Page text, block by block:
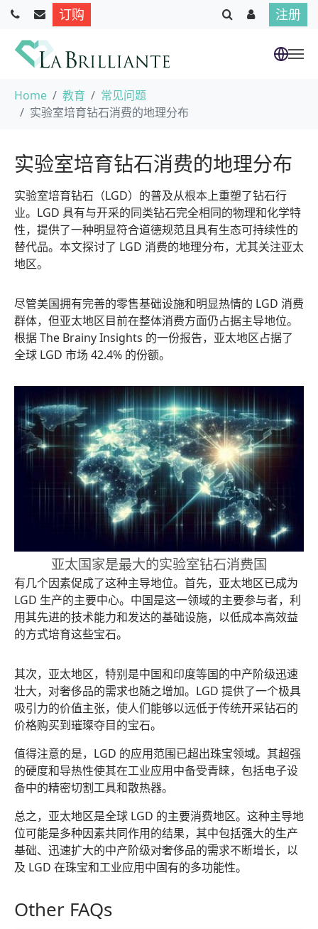
跳到主要内容
订购 注册
当前位置：
Home 教育
常见问题
实验室培育钻石消费的地理分布
实验室培育钻石消费的地理分布
实验室培育钻石（LGD）的普及从根本上重塑了钻石行
业。LGD 具有与开采的同类钻石完全相同的物理和化学特
性，提供了一种明显符合道德规范且具有生态可持续性的
替代品。本文探讨了 LGD 消费的地理分布，尤其关注亚太
地区。
尽管美国拥有完善的零售基础设施和明显热情的 LGD 消费
群体，但亚太地区目前在整体消费方面仍占据主导地位。
根据 The Brainy Insights 的一份报告，亚太地区占据了
全球 LGD 市场 42.4% 的份额。
亚太国家是最大的实验室钻石消费国
有几个因素促成了这种主导地位。首先，亚太地区已成为
LGD 生产的主要中心。中国是这一领域的主要参与者，利
用其先进的技术能力和发达的基础设施，以低成本高效益
的方式培育这些宝石。
其次，亚太地区，特别是中国和印度等国的中产阶级迅速
壮大，对奢侈品的需求也随之增加。LGD 提供了一个极具
吸引力的价值主张，使人们能够以远低于传统开采钻石的
价格购买到璀璨夺目的宝石。
值得注意的是，LGD 的应用范围已超出珠宝领域。其超强
的硬度和导热性使其在工业应用中备受青睐，包括电子设
备中的精密切割工具和散热器。
总之，亚太地区是全球 LGD 的主要消费地区。这种主导地
位可能是多种因素共同作用的结果，其中包括强大的生产
基础、迅速扩大的中产阶级对奢侈品的需求不断增长，以
及 LGD 在珠宝和工业应用中固有的多功能性。
Other FAQs